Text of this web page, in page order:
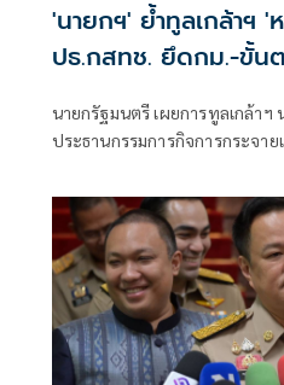
'นายกฯ' ย้ำทูลเกล้าฯ
ปธ.กสทช. ยึดกม.-ขั้น
นายกรัฐมนตรี เผยการทูลเกล้
ประธานกรรมการกิจการกระจา